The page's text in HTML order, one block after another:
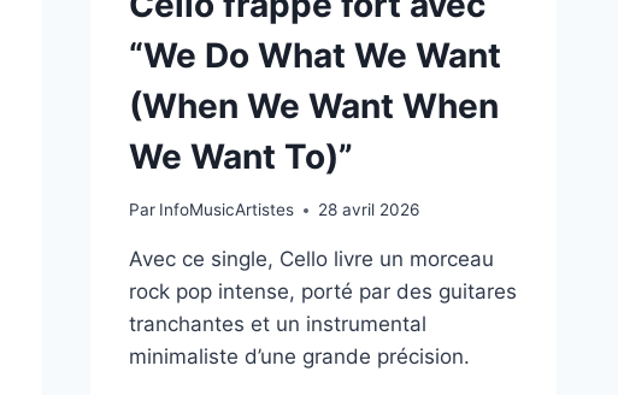
“We Do What We Want
(When We Want When
We Want To)”
Par InfoMusicArtistes 28 avril 2026
Avec ce single, Cello livre un morceau
rock pop intense, porté par des guitares
tranchantes et un instrumental
minimaliste d’une grande précision.